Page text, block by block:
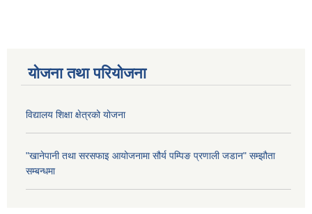
योजना तथा परियोजना
विद्यालय शिक्षा क्षेत्रको योजना
"खानेपानी तथा सरसफाइ आयोजनामा सौर्य पम्पिङ प्रणाली जडान" सम्झौता
सम्बन्धमा